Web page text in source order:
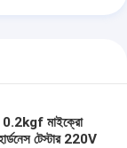
মাইক্রো
টেস্টার 220V